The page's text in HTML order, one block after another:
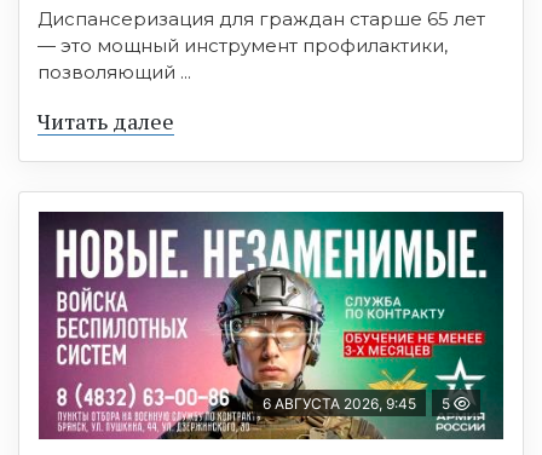
Диспансеризация для граждан старше 65 лет
— это мощный инструмент профилактики,
позволяющий ...
Читать далее
6 АВГУСТА 2026, 9:45 5